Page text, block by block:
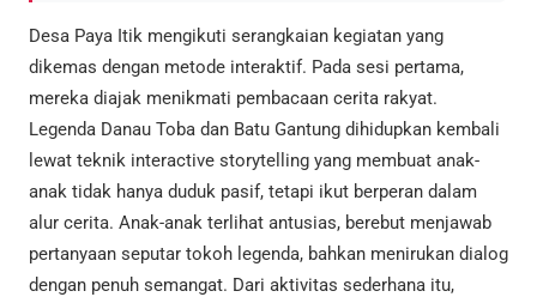
Desa Paya Itik mengikuti serangkaian kegiatan yang
dikemas dengan metode interaktif. Pada sesi pertama,
mereka diajak menikmati pembacaan cerita rakyat.
Legenda Danau Toba dan Batu Gantung dihidupkan kembali
lewat teknik interactive storytelling yang membuat anak-
anak tidak hanya duduk pasif, tetapi ikut berperan dalam
alur cerita. Anak-anak terlihat antusias, berebut menjawab
pertanyaan seputar tokoh legenda, bahkan menirukan dialog
dengan penuh semangat. Dari aktivitas sederhana itu,